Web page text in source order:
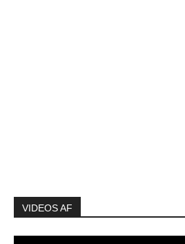
VIDEOS AF